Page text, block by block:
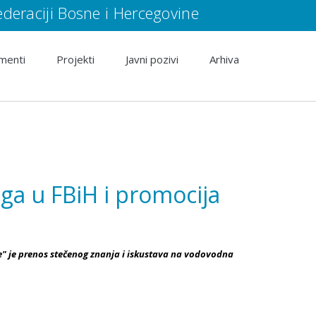
Bosne i Hercegovine
Projekti Javni pozivi Arhiva
u FBiH i promocija
prenos stečenog znanja i iskustava na vodovodna